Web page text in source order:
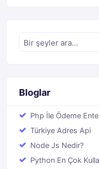
Bir şeyler ara...
Bloglar
Php İle Grafik Ve
Php İle Ödeme
Türkiye Adres Api
Node Js Nedir?